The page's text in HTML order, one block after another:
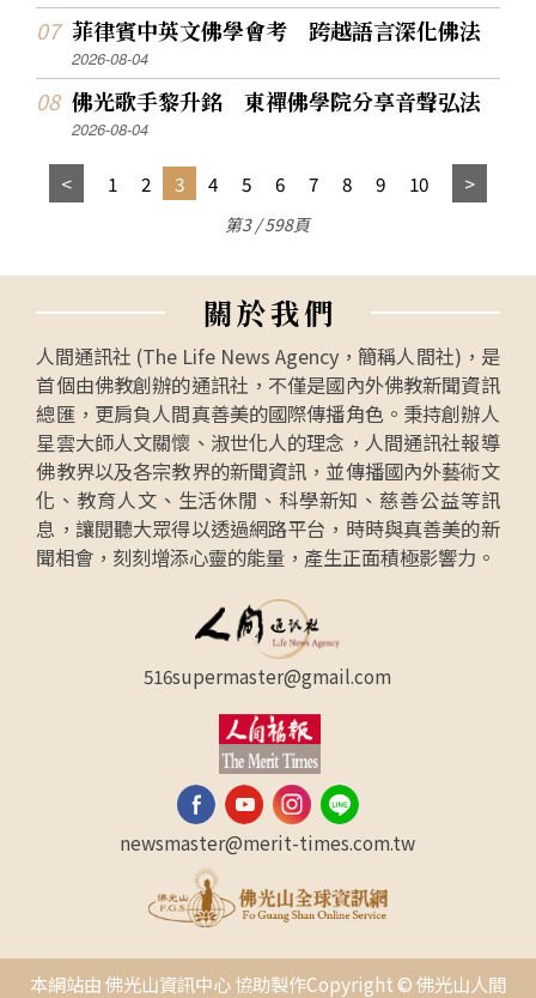
菲律賓中英文佛學會考 跨越語言深化佛法
2026-08-04
佛光歌手黎升銘 東禪佛學院分享音聲弘法
2026-08-04
1 2 3 4 5 6 7 8 9 10
第3 / 598頁
關於我們
人間通訊社 (The Life News Agency，簡稱人間社)，是
首個由佛教創辦的通訊社，不僅是國內外佛教新聞資訊
總匯，更肩負人間真善美的國際傳播角色。秉持創辦人
星雲大師人文關懷、淑世化人的理念，人間通訊社報導
佛教界以及各宗教界的新聞資訊，並傳播國內外藝術文
化、教育人文、生活休閒、科學新知、慈善公益等訊
息，讓閱聽大眾得以透過網路平台，時時與真善美的新
聞相會，刻刻增添心靈的能量，產生正面積極影響力。
516supermaster@gmail.com
newsmaster@merit-times.com.tw
本網站由 佛光山資訊中心 協助製作Copyright © 佛光山人間